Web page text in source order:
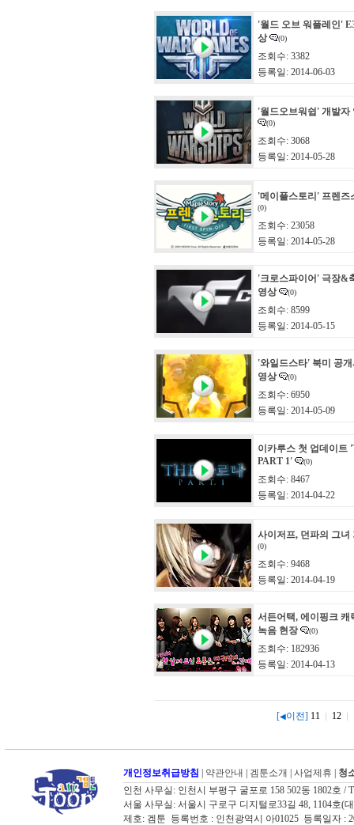
'월드 오브 워플레인'
상
(0)
조회수: 3382
등록일: 2014-06-03
'월드오브워쉽' 개발자
(0)
조회수: 3068
등록일: 2014-05-28
'메이플스토리' 프렌즈
(0)
조회수: 23058
등록일: 2014-05-28
'크로스파이어' 극장&
영상
(0)
조회수: 8599
등록일: 2014-05-15
'와일드스타' 북미 공
영상
(0)
조회수: 6950
등록일: 2014-05-09
이카루스 첫 업데이트
PART 1'
(0)
조회수: 8467
등록일: 2014-04-22
사이저프, 던파의 그녀
(0)
조회수: 9468
등록일: 2014-04-19
서든어택, 에이핑크 캐
녹음 현장
(0)
조회수: 182936
등록일: 2014-04-13
[◀이전] 11 12
개인정보취급방침 약관안내 겜툰소개 사업제휴
청
인천 사무실: 인천시 부평구 굴포로 158 502동 1802호 /
서울 사무실: 서울시 구로구 디지털로33길 48, 1104호(
제호: 겜툰 등록번호 : 인천광역시 아01025 등록일자 :